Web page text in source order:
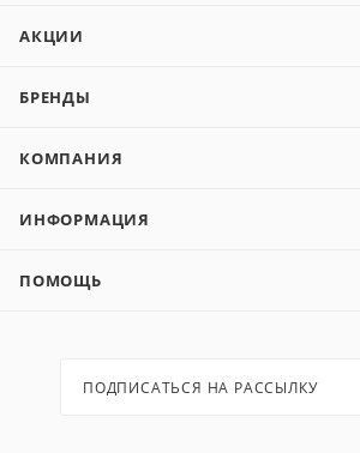
АКЦИИ
БРЕНДЫ
КОМПАНИЯ
ИНФОРМАЦИЯ
ПОМОЩЬ
ПОДПИСАТЬСЯ НА РАССЫЛКУ